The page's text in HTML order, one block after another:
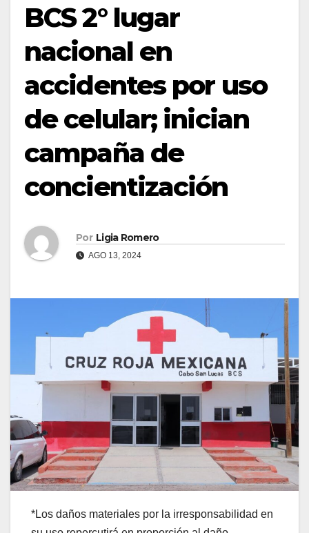
BCS 2° lugar
nacional en
accidentes por uso
de celular; inician
campaña de
concientización
Por Ligia Romero
AGO 13, 2024
*Los daños materiales por la irresponsabilidad en